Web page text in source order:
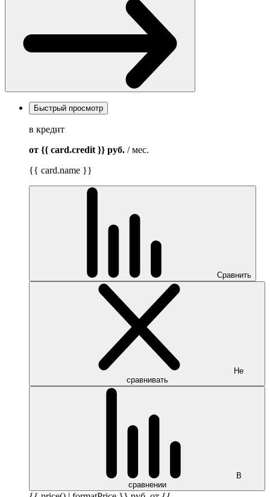
Быстрый просмотр
в кредит
от {{ card.credit }} руб. / мес.
{{ card.name }}
Сравнить
Не
сравнивать
В
сравнении